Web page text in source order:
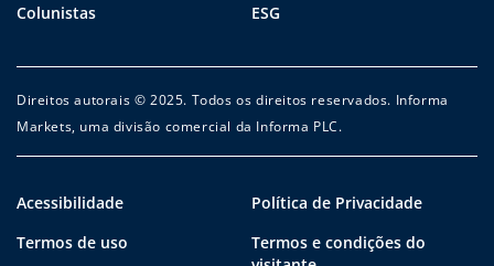
Colunistas ESG
Direitos autorais © 2025. Todos os direitos reservados. Informa
Markets, uma divisão comercial da Informa PLC.
Acessibilidade
Política de Privacidade
Termos de uso
Termos e condições do